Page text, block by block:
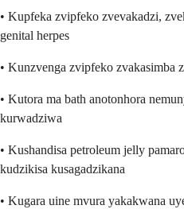
• Kupfeka zvipfeko zvevakadzi,
genital herpes
• Kunzvenga zvipfeko zvakasimba
• Kutora ma bath anotonhora
kurwadziwa
• Kushandisa petroleum jelly
kudzikisa kusagadzikana
• Kugara uine mvura yakakwana